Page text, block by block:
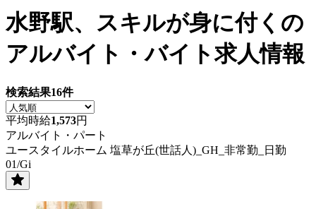
水野駅、スキルが身に付く の
アルバイト・バイト求人情報
検索結果16件
平均時給1,573円
アルバイト・パート
ユースタイルホーム 塩草が丘(世話人)_GH_非常勤_日勤
01/Gi